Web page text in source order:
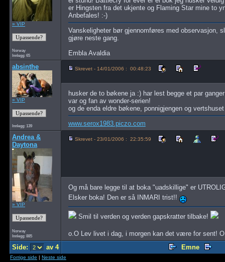
» VIP
Norway
Innlegg: 65
er Hingsten fra det ukjente og Flaming Star mine to
Anbefales! :-)
Vanskeligheter bør gjennomføres med observasjon,
gjøre neste gang.
Embla Avaldia
absinthe
» VIP
Innlegg: 139
Skrevet - 14/01/2006 : 00:48:23
husker de to bøkene ja :) har lest begge et par
var og fan av wonder-serien!
og de enda eldre bøkene, ponnigjengen og
www.serox1983.piczo.com
Andrea &
Daytona
» VIP
Norway
Innlegg: 885
Skrevet - 23/01/2006 : 22:35:59
Og må bare legge til at boka "uadskillige" er
Elsker boka! Den er så INMARI trist!!
Smil til verden og verden gapskratter tilbake!
o.O Lev livet i dag, i morgen kan det være for sent!
Side:
av 4 Emne
Forrige side | Neste side